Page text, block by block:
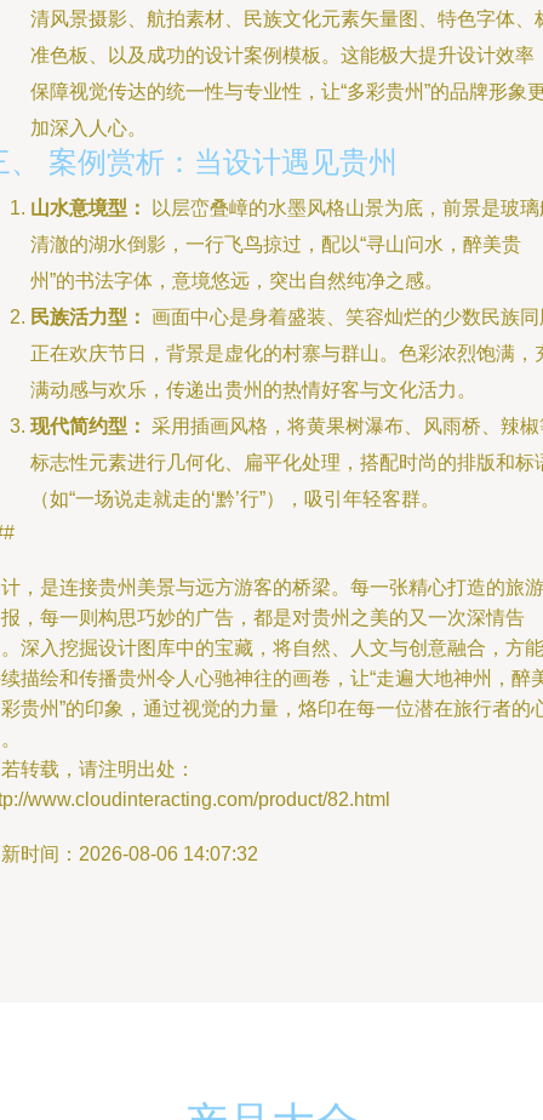
清风景摄影、航拍素材、民族文化元素矢量图、特色字体、
准色板、以及成功的设计案例模板。这能极大提升设计效率
保障视觉传达的统一性与专业性，让“多彩贵州”的品牌形象
加深入人心。
、 案例赏析：当设计遇见贵州
山水意境型：
以层峦叠嶂的水墨风格山景为底，前景是玻璃
清澈的湖水倒影，一行飞鸟掠过，配以“寻山问水，醉美贵
州”的书法字体，意境悠远，突出自然纯净之感。
民族活力型： 画面中心是身着盛装、笑容灿烂的少数民族同
正在欢庆节日，背景是虚化的村寨与群山。色彩浓烈饱满，
满动感与欢乐，传递出贵州的热情好客与文化活力。
现代简约型： 采用插画风格，将黄果树瀑布、风雨桥、辣椒
标志性元素进行几何化、扁平化处理，搭配时尚的排版和标
（如“一场说走就走的‘黔’行”），吸引年轻客群。
，是连接贵州美景与远方游客的桥梁。每一张精心打造的旅游
，每一则构思巧妙的广告，都是对贵州之美的又一次深情告
深入挖掘设计图库中的宝藏，将自然、人文与创意融合，方能
描绘和传播贵州令人心驰神往的画卷，让“走遍大地神州，醉
贵州”的印象，通过视觉的力量，烙印在每一位潜在旅行者的
转载，请注明出处：
www.cloudinteracting.com/product/82.html
时间：2026-08-06 14:07:32